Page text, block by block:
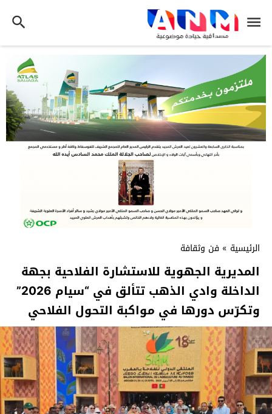
الرئيسية » فن وثقافة
المديرية الجهوية للاستشارة الفلاحية بجهة
الداخلة وادي الذهب تتألق في “سيام 2026”
وتكرّس دورها في مواكبة التحول الفلاحي